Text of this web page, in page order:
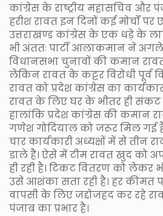
कांग्रेस के राष्ट्रीय महासचिव और
हरीश रावत इन दिनों कई मोर्चों पर
उत्तराखण्ड कांग्रेस के एक धड़े के
भी अंततः पार्टी आलाकमान ने अगले
विधानसभा चुनावों की कमान
लेकिन रावत के कट्टर विरोधी पूर्व
रावत को प्रदेश कांग्रेस का
रावत के लिए घर के भीतर ही संकट
हालांकि प्रदेश कांग्रेस की कमान
गणेश गोदियाल को जरूर मिल
चार कार्यकारी अध्यक्षों में से तीन
डाले हैं। ऐसे में टीम रावत खुद को
ही रही है। टिकट वितरण को लेकर
उसे आशंका सता रही है। हर कीमत
वापसी के लिए जद्दोजहद कर रहे
पंजाब का प्रभार है।